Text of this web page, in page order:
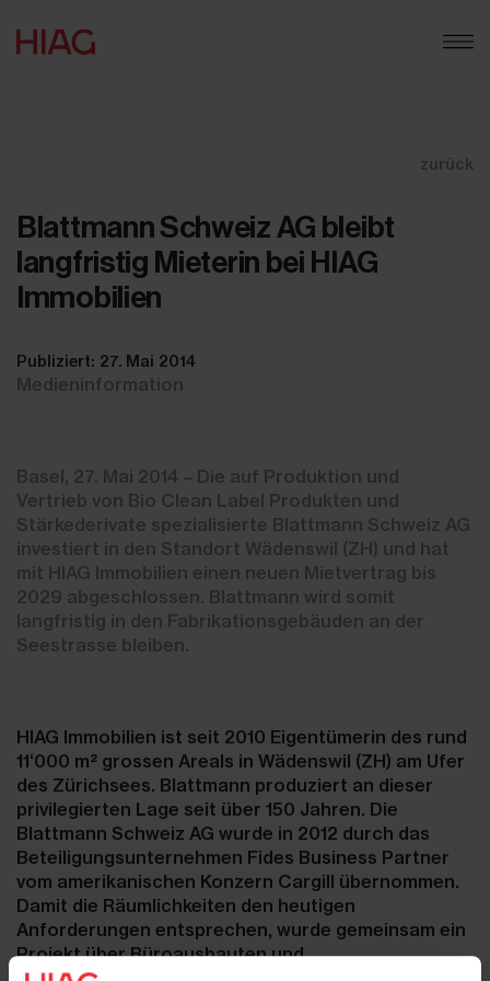
zurück
Blattmann Schweiz AG bleibt
langfristig Mieterin bei HIAG
Immobilien
Publiziert: 27. Mai 2014
Medieninformation
Basel, 27. Mai 2014 – Die auf Produktion und
Vertrieb von Bio Clean Label Produkten und
Stärkederivate spezialisierte Blattmann Schweiz AG
investiert in den Standort Wädenswil (ZH) und hat
mit HIAG Immobilien einen neuen Mietvertrag bis
2029 abgeschlossen. Blattmann wird somit
langfristig in den Fabrikationsgebäuden an der
Seestrasse bleiben.
HIAG Immobilien ist seit 2010 Eigentümerin des rund
11‘000 m² grossen Areals in Wädenswil (ZH) am Ufer
des Zürichsees. Blattmann produziert an dieser
privilegierten Lage seit über 150 Jahren. Die
Blattmann Schweiz AG wurde in 2012 durch das
Beteiligungsunternehmen Fides Business Partner
vom amerikanischen Konzern Cargill übernommen.
Damit die Räumlichkeiten den heutigen
Anforderungen entsprechen, wurde gemeinsam ein
Projekt über Büroausbauten und